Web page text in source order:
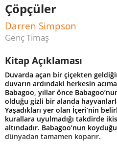
Çöpçüler
Darren Simpson
Genç Timaş
Kitap Açıklaması
Duvarda açan bir çiçekten
duvarın ardındaki herkesin
Babagoo, yıllar önce
olduğu gizli bir alanda
Yaşadıkları yer olan İçeri’nin
kurallara uyulmadığı takdirde
altındadır. Babagoo’nun
dünyadan tamamen koparır.